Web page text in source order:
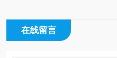
在线留言